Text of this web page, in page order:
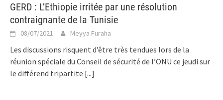
GERD : L’Ethiopie irritée par une résolution
contraignante de la Tunisie
08/07/2021 Meyya Furaha
Les discussions risquent d’être très tendues lors de la
réunion spéciale du Conseil de sécurité de l’ONU ce jeudi sur
le différend tripartite [...]